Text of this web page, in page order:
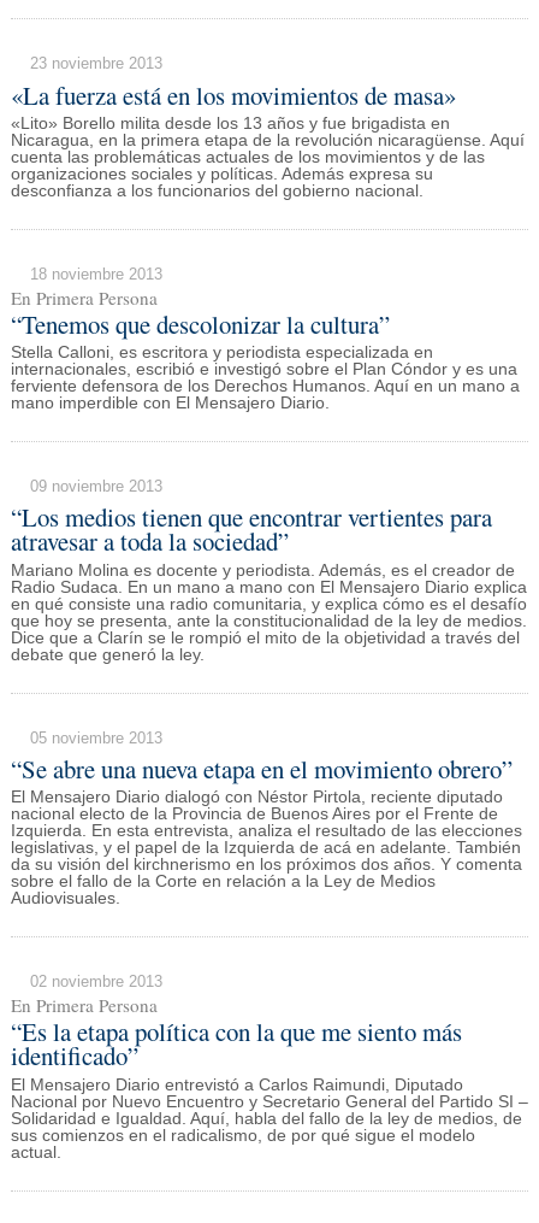
23 noviembre 2013
«La fuerza está en los movimientos de masa»
«Lito» Borello milita desde los 13 años y fue brigadista en
Nicaragua, en la primera etapa de la revolución nicaragüense. Aquí
cuenta las problemáticas actuales de los movimientos y de las
organizaciones sociales y políticas. Además expresa su
desconfianza a los funcionarios del gobierno nacional.
18 noviembre 2013
En Primera Persona
“Tenemos que descolonizar la cultura”
Stella Calloni, es escritora y periodista especializada en
internacionales, escribió e investigó sobre el Plan Cóndor y es una
ferviente defensora de los Derechos Humanos. Aquí en un mano a
mano imperdible con El Mensajero Diario.
09 noviembre 2013
“Los medios tienen que encontrar vertientes para
atravesar a toda la sociedad”
Mariano Molina es docente y periodista. Además, es el creador de
Radio Sudaca. En un mano a mano con El Mensajero Diario explica
en qué consiste una radio comunitaria, y explica cómo es el desafío
que hoy se presenta, ante la constitucionalidad de la ley de medios.
Dice que a Clarín se le rompió el mito de la objetividad a través del
debate que generó la ley.
05 noviembre 2013
“Se abre una nueva etapa en el movimiento obrero”
El Mensajero Diario dialogó con Néstor Pirtola, reciente diputado
nacional electo de la Provincia de Buenos Aires por el Frente de
Izquierda. En esta entrevista, analiza el resultado de las elecciones
legislativas, y el papel de la Izquierda de acá en adelante. También
da su visión del kirchnerismo en los próximos dos años. Y comenta
sobre el fallo de la Corte en relación a la Ley de Medios
Audiovisuales.
02 noviembre 2013
En Primera Persona
“Es la etapa política con la que me siento más
identificado”
El Mensajero Diario entrevistó a Carlos Raimundi, Diputado
Nacional por Nuevo Encuentro y Secretario General del Partido SI –
Solidaridad e Igualdad. Aquí, habla del fallo de la ley de medios, de
sus comienzos en el radicalismo, de por qué sigue el modelo
actual.